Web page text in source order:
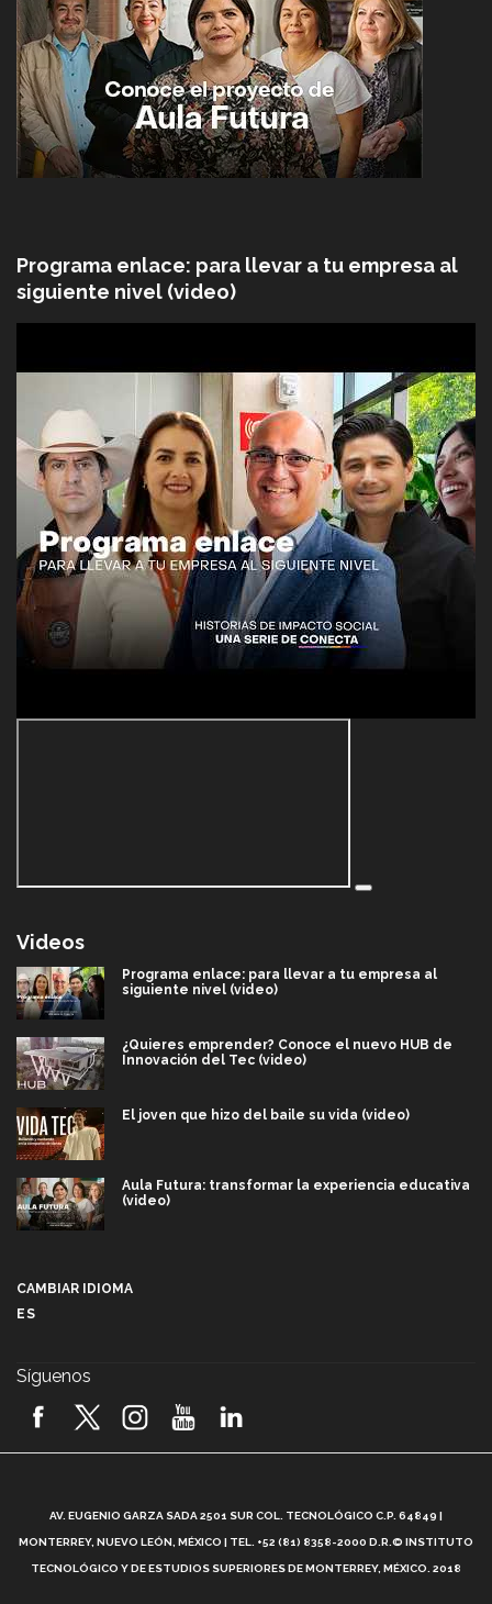
Programa enlace: para llevar a tu empresa al
siguiente nivel (video)
Videos
Programa enlace: para llevar a tu empresa al
siguiente nivel (video)
¿Quieres emprender? Conoce el nuevo HUB de
Innovación del Tec (video)
El joven que hizo del baile su vida (video)
Aula Futura: transformar la experiencia educativa
(video)
2026! (video)
¿Cómo es el Modelo Educativo Tec? (video)
CAMBIAR IDIOMA
ES
Síguenos
AV. EUGENIO GARZA SADA 2501 SUR COL. TECNOLÓGICO C.P. 64849 |
MONTERREY, NUEVO LEÓN, MÉXICO | TEL. +52 (81) 8358-2000 D.R.© INSTITUTO
TECNOLÓGICO Y DE ESTUDIOS SUPERIORES DE MONTERREY, MÉXICO. 2018